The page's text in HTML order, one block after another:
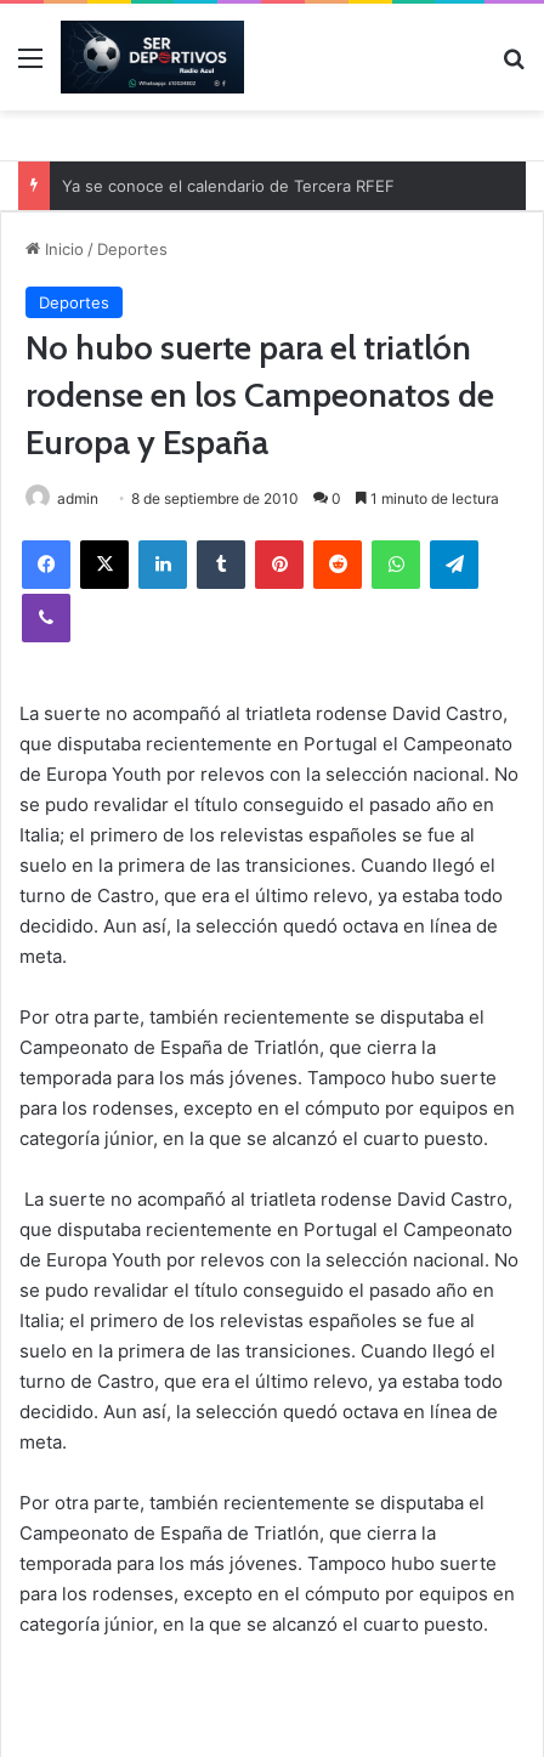
Menú
Ya se conoce el calendario de Tercera RFEF
Inicio / Deportes
Deportes
No hubo suerte para el triatlón
rodense en los Campeonatos de
Europa y España
admin 8 de septiembre de 2010 0 1 minuto de lectura
La suerte no acompañó al triatleta rodense David Castro,
que disputaba recientemente en Portugal el Campeonato
de Europa Youth por relevos con la selección nacional. No
se pudo revalidar el título conseguido el pasado año en
Italia; el primero de los relevistas españoles se fue al
suelo en la primera de las transiciones. Cuando llegó el
turno de Castro, que era el último relevo, ya estaba todo
decidido. Aun así, la selección quedó octava en línea de
meta.
Por otra parte, también recientemente se disputaba el
Campeonato de España de Triatlón, que cierra la
temporada para los más jóvenes. Tampoco hubo suerte
para los rodenses, excepto en el cómputo por equipos en
categoría júnior, en la que se alcanzó el cuarto puesto.
La suerte no acompañó al triatleta rodense David Castro,
que disputaba recientemente en Portugal el Campeonato
de Europa Youth por relevos con la selección nacional. No
se pudo revalidar el título conseguido el pasado año en
Italia; el primero de los relevistas españoles se fue al
suelo en la primera de las transiciones. Cuando llegó el
turno de Castro, que era el último relevo, ya estaba todo
decidido. Aun así, la selección quedó octava en línea de
meta.
Por otra parte, también recientemente se disputaba el
Campeonato de España de Triatlón, que cierra la
temporada para los más jóvenes. Tampoco hubo suerte
para los rodenses, excepto en el cómputo por equipos en
categoría júnior, en la que se alcanzó el cuarto puesto.